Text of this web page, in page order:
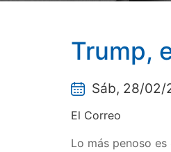
Trump,
Sáb, 28/02/
El Correo
Lo más penoso